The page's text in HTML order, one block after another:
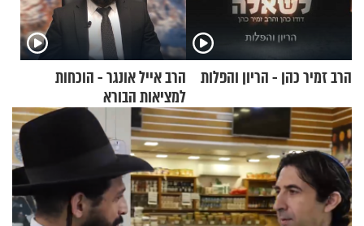
הרב זמיר כהן - הריון והפלות
הרב אייל אונגר - הוכחות
למציאות הבורא